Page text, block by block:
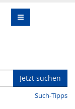
Jetzt suchen
Such-Tipps